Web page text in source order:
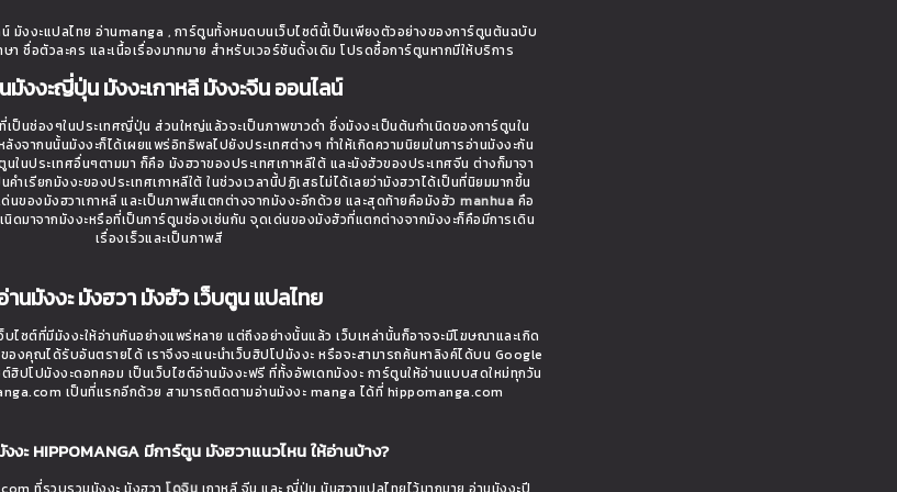
มังงะแปลไทย อ่านmanga , การ์ตูนทั้งหมดบนเว็บไซต์นี้เป็นเพียงตัวอย่างของการ์ตูนต้นฉบับ
า ชื่อตัวละคร และเนื้อเรื่องมากมาย สำหรับเวอร์ชันดั้งเดิม โปรดซื้อการ์ตูนหากมีให้บริการ
มังงะญี่ปุ่น มังงะเกาหลี มังงะจีน ออนไลน์
ป็นช่องๆในประเทศญี่ปุ่น ส่วนใหญ่แล้วจะเป็นภาพขาวดำ ซึ่งมังงะเป็นต้นกำเนิดของการ์ตูนใน
งจากนนั้นมังงะก็ได้เผยแพร่อิทธิพลไปยังประเทศต่างๆ ทำให้เกิดความนิยมในการอ่านมังงะกัน
ในประเทศอื่นๆตามมา ก็คือ มังฮวาของประเทศเกาหลีใต้ และมังฮัวของประเทศจีน ต่างก็มาจา
ำเรียกมังงะของประเทศเกาหลีใต้ ในช่วงเวลานี้ปฏิเสธไม่ได้เลยว่ามังฮวาได้เป็นที่นิยมมากขึ้น
นของมังฮวาเกาหลี และเป็นภาพสีแตกต่างจากมังงะอีกด้วย และสุดท้ายคือมังฮัว manhua คือ
ดมาจากมังงะหรือที่เป็นการ์ตูนช่องเช่นกัน จุดเด่นของมังฮัวที่แตกต่างจากมังงะก็คือมีการเดิน
เรื่องเร็วและเป็นภาพสี
านมังงะ มังฮวา มังฮัว เว็บตูน แปลไทย
บไซต์ที่มีมังงะให้อ่านกันอย่างแพร่หลาย แต่ถึงอย่างนั้นแล้ว เว็บเหล่านั้นก็อาจจะมีโฆษณาและเกิด
องคุณได้รับอันตรายได้ เราจึงจะแนะนำเว็บฮิปโปมังงะ หรือจะสามารถค้นหาลิงค์ได้บน Google
ปโปมังงะดอทคอม เป็นเว็บไซต์อ่านมังงะฟรี ที่ทั้งอัพเดทมังงะ การ์ตูนให้อ่านแบบสดใหม่ทุกวัน
เป็นที่แรกอีกด้วย สามารถติดตามอ่านมังงะ manga ได้ที่ hippomanga.com
งะ HIPPOMANGA มีการ์ตูน มังฮวาแนวไหน ให้อ่านบ้าง?